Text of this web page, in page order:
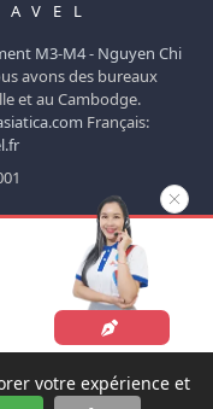
M3-M4 - Nguyen Chi
avons des bureaux
et au Cambodge.
Français:
votre expérience et